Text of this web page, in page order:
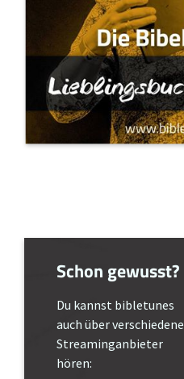
Schon gewusst?
Du kannst bibletunes
auch über verschiedene
Streaminganbieter
hören: